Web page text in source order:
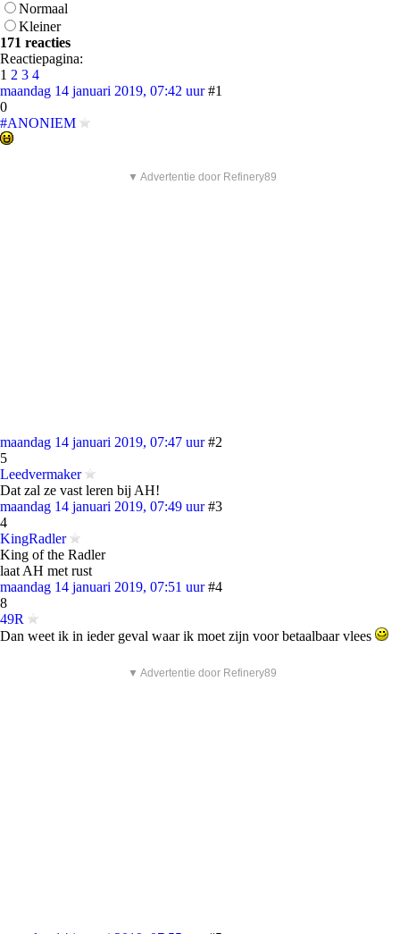
Normaal
Kleiner
171 reacties
Reactiepagina:
1 2 3 4
maandag 14 januari 2019, 07:42 uur #1
0
#ANONIEM
▼ Advertentie door Refinery89
maandag 14 januari 2019, 07:47 uur #2
5
Leedvermaker
Dat zal ze vast leren bij AH!
maandag 14 januari 2019, 07:49 uur #3
4
KingRadler
King of the Radler
laat AH met rust
maandag 14 januari 2019, 07:51 uur #4
8
49R
Dan weet ik in ieder geval waar ik moet zijn voor betaalbaar vlees
▼ Advertentie door Refinery89